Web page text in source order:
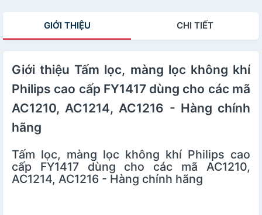
GIỚI THIỆU CHI TIẾT
Giới thiệu Tấm lọc, màng lọc không khí
Philips cao cấp FY1417 dùng cho các mã
AC1210, AC1214, AC1216 - Hàng chính
hãng
Tấm lọc, màng lọc không khí Philips cao
cấp FY1417 dùng cho các mã AC1210,
AC1214, AC1216 - Hàng chính hãng